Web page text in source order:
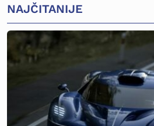
NAJČITANIJE